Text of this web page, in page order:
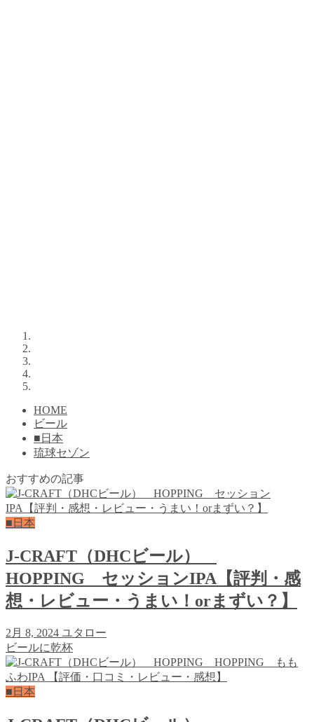
HOME
ビール
■日本
琉球セゾン
おすすめの記事
■日本
J-CRAFT（DHCビール）
HOPPING セッションIPA【評判・感
想・レビュー・うまい！orまずい？】
2月 8, 2024 ユタロー
ビールに乾杯
■日本